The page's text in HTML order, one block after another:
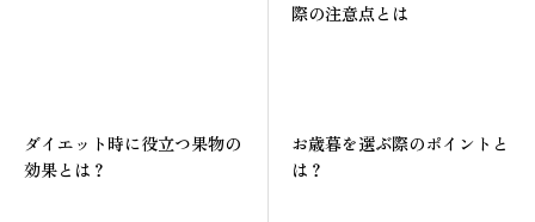
際の注意点とは
ダイエット時に役立つ果物の
効果とは？
お歳暮を選ぶ際のポイントと
は？